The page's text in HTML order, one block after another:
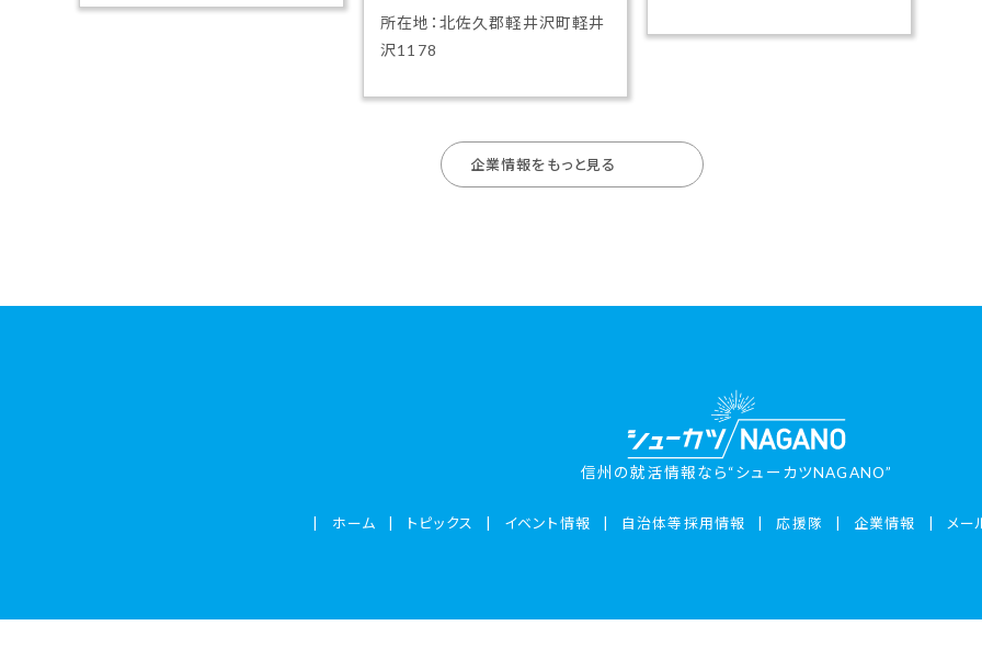
所在地：北佐久郡軽井沢町軽井
沢1178
企業情報をもっと見る
信州の就活情報なら“シューカツNAGANO”
ホーム トピックス イベント情報 自治体等採用情報 応援隊 企業情報 メー